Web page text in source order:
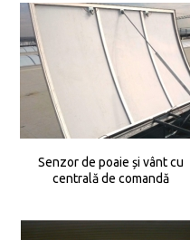
Senzor de poaie și vânt cu
centrală de comandă